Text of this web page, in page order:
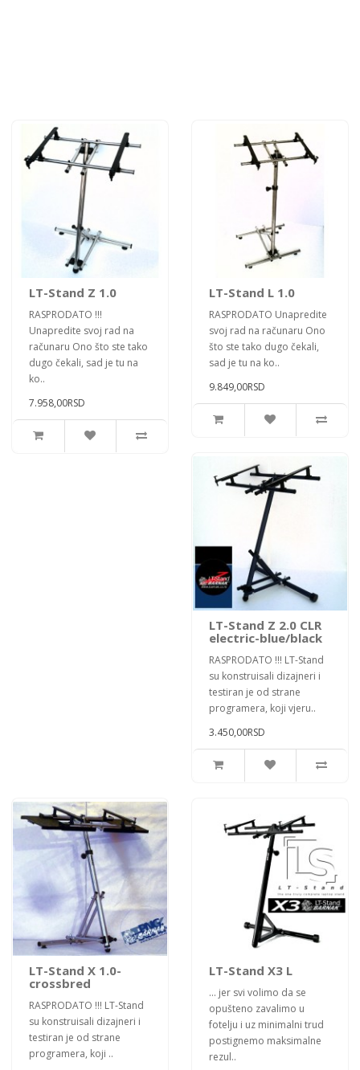
LT-Stand Z 1.0
RASPRODATO !!!
Unapredite svoj rad na
računaru Ono što ste tako
dugo čekali, sad je tu na
ko..
7.958,00RSD
LT-Stand L 1.0
RASPRODATO Unapredite
svoj rad na računaru Ono
što ste tako dugo čekali,
sad je tu na ko..
9.849,00RSD
LT-Stand Z 2.0 CLR
electric-blue/black
RASPRODATO !!! LT-Stand
su konstruisali dizajneri i
testiran je od strane
programera, koji vjeru..
3.450,00RSD
LT-Stand X 1.0-
crossbred
RASPRODATO !!! LT-Stand
su konstruisali dizajneri i
testiran je od strane
programera, koji ..
LT-Stand X3 L
... jer svi volimo da se
opušteno zavalimo u
fotelju i uz minimalni trud
postignemo maksimalne
rezul..